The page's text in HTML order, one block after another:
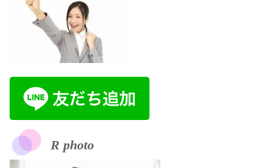
R photo